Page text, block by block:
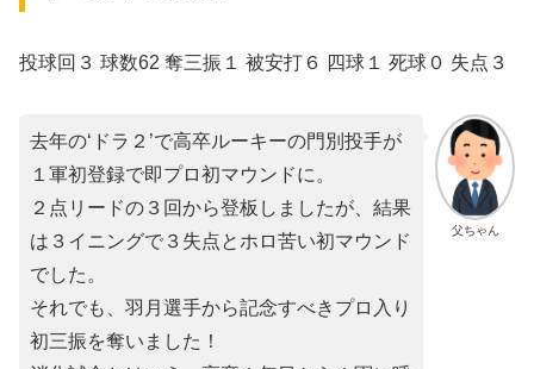
投球回３ 球数62 奪三振１ 被安打６ 四球１ 死球０ 失点３
父ちゃん
去年の‘ドラ２’で高卒ルーキーの門別投手が
１軍初登録で即プロ初マウンドに。
２点リードの３回から登板しましたが、結果
は３イニングで３失点とホロ苦い初マウンド
でした。
それでも、羽月選手から記念すべきプロ入り
初三振を奪いました！